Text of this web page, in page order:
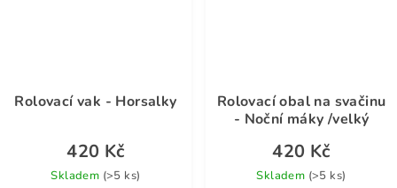
Rolovací vak - Horsalky
420 Kč
Skladem (>5 ks)
Rolovací obal na svačinu
- Noční máky /velký
420 Kč
Skladem (>5 ks)